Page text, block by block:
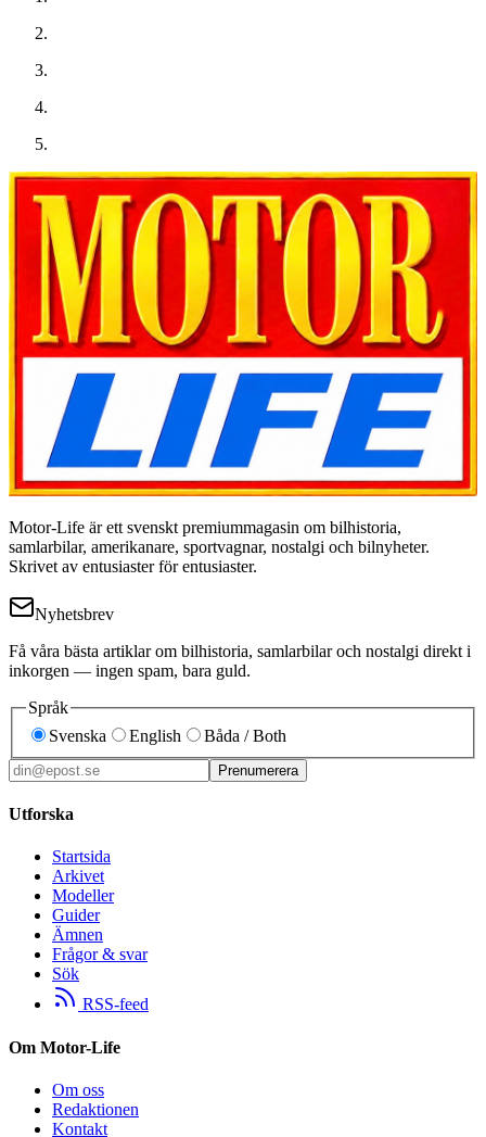
Motor-Life är ett svenskt premiummagasin om bilhistoria,
samlarbilar, amerikanare, sportvagnar, nostalgi och bilnyheter.
Skrivet av entusiaster för entusiaster.
Nyhetsbrev
Få våra bästa artiklar om bilhistoria, samlarbilar och nostalgi direkt i
inkorgen — ingen spam, bara guld.
Språk
Svenska
English Båda / Both
Prenumerera
Utforska
Startsida
Arkivet
Modeller
Guider
Ämnen
Frågor & svar
Sök
RSS-feed
Om Motor-Life
Om oss
Redaktionen
Kontakt